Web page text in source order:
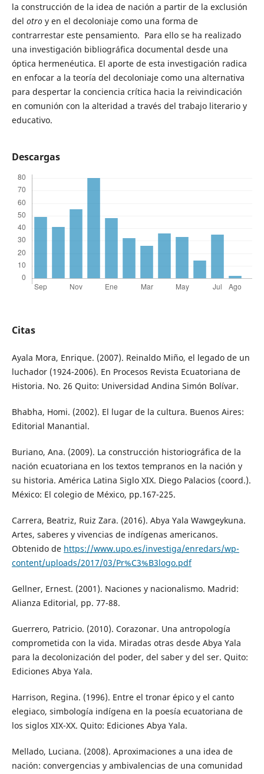
la construcción de la idea de nación a partir de la exclusión
del otroy en el decoloniaje como una forma de
contrarrestar este pensamiento. Para ello se ha realizado
una investigación bibliográfica documental desde una
óptica hermenéutica. El aporte de esta investigación radica
en enfocar a la teoría del decoloniaje como una alternativa
para despertar la conciencia crítica hacia la reivindicación
en comunión con la alteridad a través del trabajo literario y
educativo.
Descargas
Citas
Ayala Mora, Enrique. (2007). Reinaldo Miño, el legado de un
luchador (1924-2006). En Procesos Revista Ecuatoriana de
Historia. No. 26 Quito: Universidad Andina Simón Bolívar.
Bhabha, Homi. (2002). El lugar de la cultura. Buenos Aires:
Editorial Manantial.
Buriano, Ana. (2009). La construcción historiográfica de la
nación ecuatoriana en los textos tempranos en la nación y
su historia. América Latina Siglo XIX. Diego Palacios (coord.).
México: El colegio de México, pp.167-225.
Carrera, Beatriz, Ruiz Zara. (2016). Abya Yala Wawgeykuna.
Artes, saberes y vivencias de indígenas americanos.
Obtenido de https://www.upo.es/investiga/enredars/wp-
content/uploads/2017/03/Pr%C3%B3logo.pdf
Gellner, Ernest. (2001). Naciones y nacionalismo. Madrid:
Alianza Editorial, pp. 77-88.
Guerrero, Patricio. (2010). Corazonar. Una antropología
comprometida con la vida. Miradas otras desde Abya Yala
para la decolonización del poder, del saber y del ser. Quito:
Ediciones Abya Yala.
Harrison, Regina. (1996). Entre el tronar épico y el canto
elegiaco, simbología indígena en la poesía ecuatoriana de
los siglos XIX-XX. Quito: Ediciones Abya Yala.
Mellado, Luciana. (2008). Aproximaciones a una idea de
nación: convergencias y ambivalencias de una comunidad